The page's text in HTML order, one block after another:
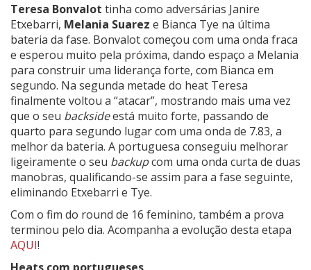
Teresa Bonvalot tinha como adversárias Janire
Etxebarri, Melania Suarez e Bianca Tye na última
bateria da fase. Bonvalot começou com uma onda fraca
e esperou muito pela próxima, dando espaço a Melania
para construir uma liderança forte, com Bianca em
segundo. Na segunda metade do heat Teresa
finalmente voltou a “atacar”, mostrando mais uma vez
que o seu backsideestá muito forte, passando de
quarto para segundo lugar com uma onda de 7.83, a
melhor da bateria. A portuguesa conseguiu melhorar
ligeiramente o seu backupcom uma onda curta de duas
manobras, qualificando-se assim para a fase seguinte,
eliminando Etxebarri e Tye.
Com o fim do round de 16 feminino, também a prova
terminou pelo dia. Acompanha a evolução desta etapa
AQUI!